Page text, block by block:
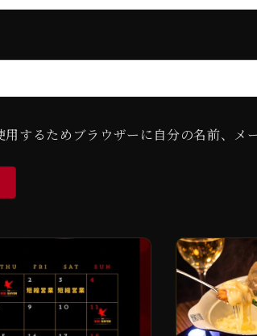
するためブラウザーに自分の名前、メ